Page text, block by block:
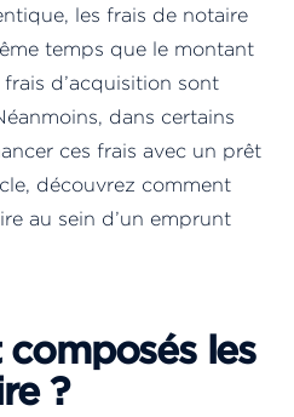
les frais de notaire
temps que le montant
d’acquisition sont
dans certains
ces frais avec un prêt
découvrez comment
au sein d’un emprunt
les
?